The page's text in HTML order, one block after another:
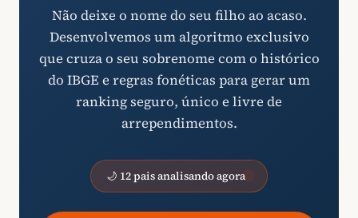
Não deixe o nome do seu filho ao acaso.
Desenvolvemos um algoritmo exclusivo
que cruza o seu sobrenome com o histórico
do IBGE e regras fonéticas para gerar um
ranking seguro, único e livre de
arrependimentos.
🌙 12 pais analisando agora